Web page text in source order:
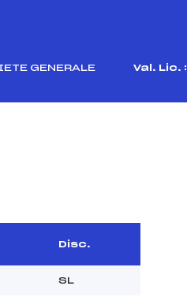
GENERALE Val. Lic. :
Disc.
SL